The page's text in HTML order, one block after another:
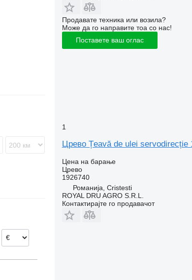
Продавате техника или возила?
Може да го направите тоа со нас!
Поставете ваш оглас
1
Црево Țeavă de ulei servodirecție
Цена на барање
Црево
1926740
Романија, Cristesti
ROYAL DRU AGRO S.R.L.
Контактирајте го продавачот